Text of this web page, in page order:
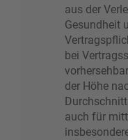
aus der
Gesundheit
bei
der Höhe
auch für